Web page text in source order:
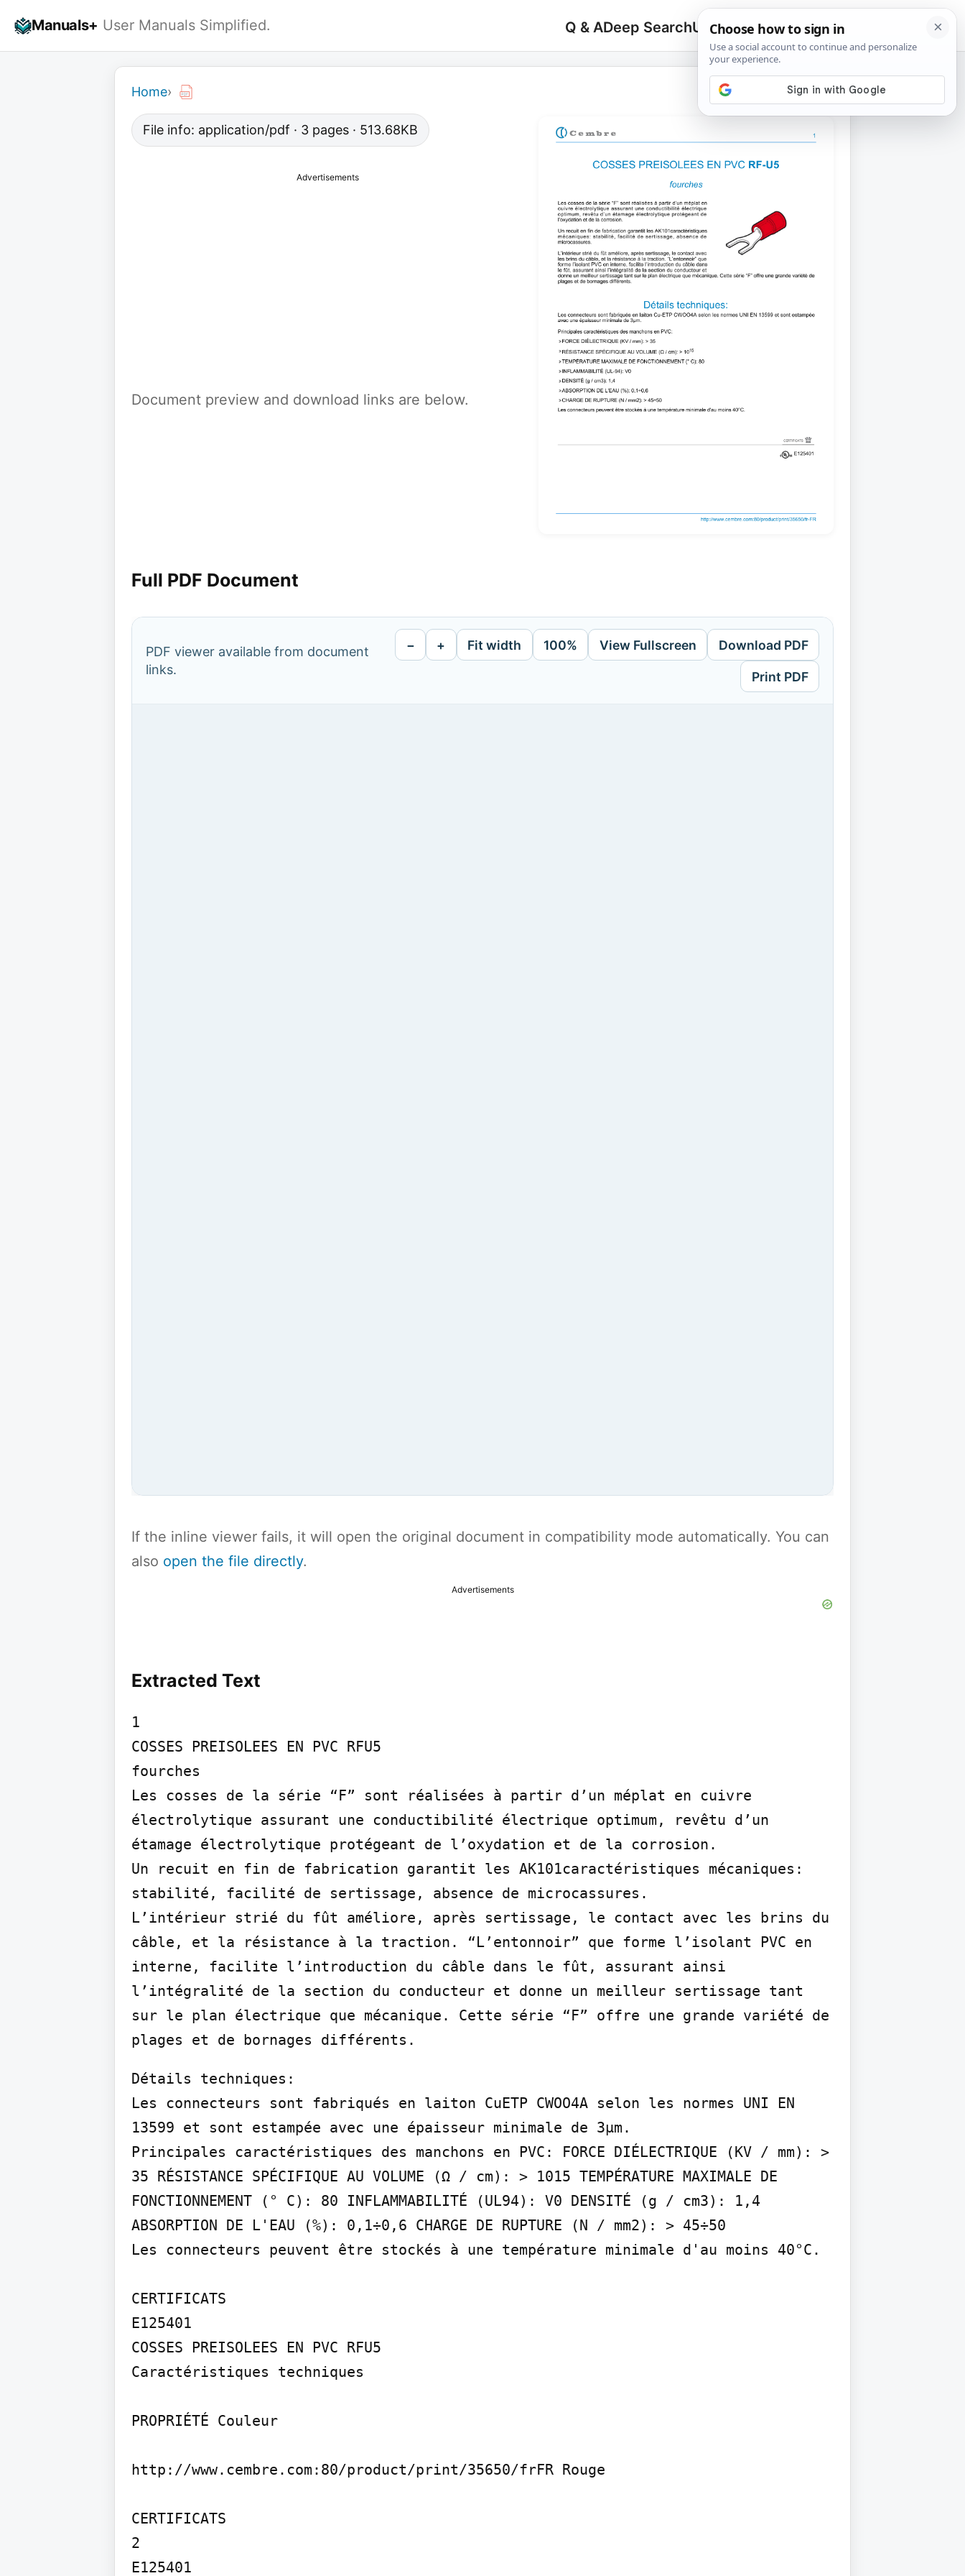
Manuals+ User Manuals Simplified. Q & ADeep SearchUpload
Search
for:
🔍
Home›
File info: application/pdf · 3 pages · 513.68KB
Advertisements
Document preview and download links are below.
Full PDF Document
PDF viewer available from document
links.
− + Fit width 100% View Fullscreen Download PDF
Print PDF
If the inline viewer fails, it will open the original document in compatibility mode automatically. You can
also open the file directly.
Advertisements
Extracted Text
1
COSSES PREISOLEES EN PVC RF­U5
fourches
Les cosses de la série “F” sont réalisées à partir d’un méplat en cuivre
électrolytique assurant une conductibilité électrique optimum, revêtu d’un
étamage électrolytique protégeant de l’oxydation et de la corrosion.
Un recuit en fin de fabrication garantit les AK101caractéristiques mécaniques:
stabilité, facilité de sertissage, absence de microcassures.
L’intérieur strié du fût améliore, après sertissage, le contact avec les brins du
câble, et la résistance à la traction. “L’entonnoir” que forme l’isolant PVC en
interne, facilite l’introduction du câble dans le fût, assurant ainsi
l’intégralité de la section du conducteur et donne un meilleur sertissage tant
sur le plan électrique que mécanique. Cette série “F” offre une grande variété de
plages et de bornages différents.
Détails techniques:
Les connecteurs sont fabriqués en laiton Cu­ETP CWOO4A selon les normes UNI EN
13599 et sont estampée avec une épaisseur minimale de 3µm.
Principales caractéristiques des manchons en PVC: FORCE DIÉLECTRIQUE (KV / mm): >
35 RÉSISTANCE SPÉCIFIQUE AU VOLUME (Ω / cm): > 1015 TEMPÉRATURE MAXIMALE DE
FONCTIONNEMENT (° C): 80 INFLAMMABILITÉ (UL­94): V0 DENSITÉ (g / cm3): 1,4
ABSORPTION DE L'EAU (%): 0,1÷0,6 CHARGE DE RUPTURE (N / mm2): > 45÷50
Les connecteurs peuvent être stockés à une température minimale d'au moins 40°C.
CERTIFICATS
E125401
COSSES PREISOLEES EN PVC RF­U5
Caractéristiques techniques
PROPRIÉTÉ Couleur
http://www.cembre.com:80/product/print/35650/fr­FR Rouge
CERTIFICATS
2
E125401